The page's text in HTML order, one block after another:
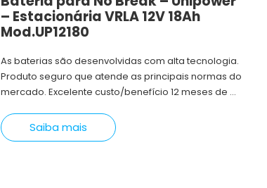
– Estacionária VRLA 12V 18Ah
Mod.UP12180
As baterias são desenvolvidas com alta tecnologia.
Produto seguro que atende as principais normas do
mercado. Excelente custo/benefício 12 meses de ...
Saiba mais